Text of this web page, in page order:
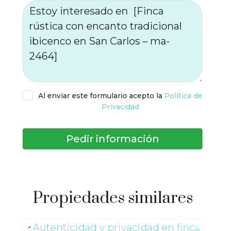
Al enviar este formulario acepto la Política de
Privacidad
Pedir información
Propiedades similares